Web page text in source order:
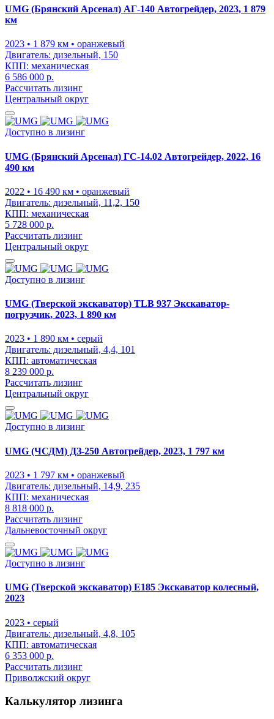
UMG (Брянский Арсенал) АГ-140 Автогрейдер, 2023, 1 879
км
2023 • 1 879 км • оранжевый
Двигатель: дизельный, 150
КПП: механическая
6 586 000 р.
Рассчитать лизинг
Центральный округ
Доступно в лизинг
UMG (Брянский Арсенал) ГС-14.02 Автогрейдер, 2022, 16
490 км
2022 • 16 490 км • оранжевый
Двигатель: дизельный, 11,2, 150
КПП: механическая
5 728 000 р.
Рассчитать лизинг
Центральный округ
Доступно в лизинг
UMG (Тверской экскаватор) TLB 937 Экскаватор-
погрузчик, 2023, 1 890 км
2023 • 1 890 км • серый
Двигатель: дизельный, 4,4, 101
КПП: автоматическая
8 239 000 р.
Рассчитать лизинг
Центральный округ
Доступно в лизинг
UMG (ЧСДМ) ДЗ-250 Автогрейдер, 2023, 1 797 км
2023 • 1 797 км • оранжевый
Двигатель: дизельный, 14,9, 235
КПП: механическая
8 818 000 р.
Рассчитать лизинг
Дальневосточный округ
Доступно в лизинг
UMG (Тверской экскаватор) E185 Экскаватор колесный,
2023
2023 • серый
Двигатель: дизельный, 4,8, 105
КПП: автоматическая
6 353 000 р.
Рассчитать лизинг
Приволжский округ
Калькулятор лизинга